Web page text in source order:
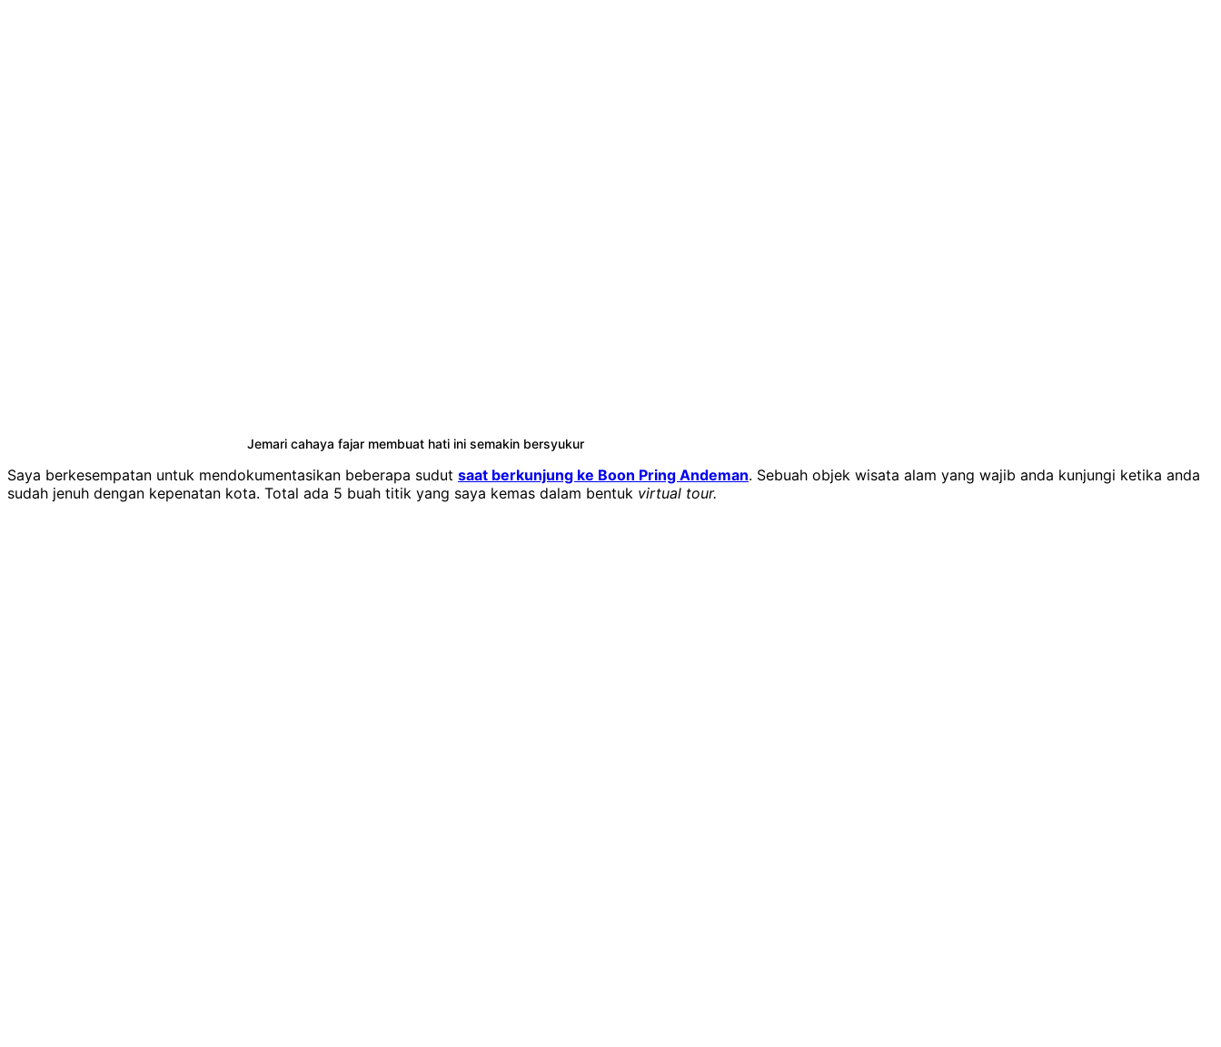
Jemari cahaya fajar membuat hati ini semakin bersyukur
Saya berkesempatan untuk mendokumentasikan beberapa sudut saat berkunjung ke Boon Pring Andeman. Sebuah objek wisata alam yang wajib anda kunjungi ketika anda
sudah jenuh dengan kepenatan kota. Total ada 5 buah titik yang saya kemas dalam bentuk virtual tour.